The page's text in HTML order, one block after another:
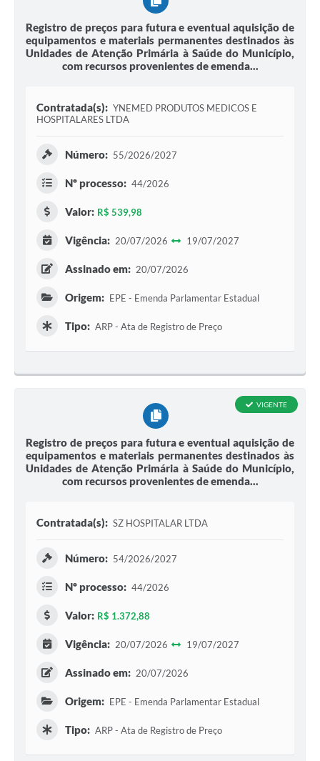
Registro de preços para futura e eventual aquisição de
equipamentos e materiais permanentes destinados às
Unidades de Atenção Primária à Saúde do Município,
com recursos provenientes de emenda...
Contratada(s): YNEMED PRODUTOS MEDICOS E
HOSPITALARES LTDA
Número: 55/2026/2027
Nº processo: 44/2026
Valor: R$ 539,98
Vigência: 20/07/2026 19/07/2027
Assinado em: 20/07/2026
Origem: EPE - Emenda Parlamentar Estadual
Tipo: ARP - Ata de Registro de Preço
Registro de preços para futura e eventual aquisição de
equipamentos e materiais permanentes destinados às
Unidades de Atenção Primária à Saúde do Município,
com recursos provenientes de emenda...
VIGENTE
Contratada(s): SZ HOSPITALAR LTDA
Número: 54/2026/2027
Nº processo: 44/2026
Valor: R$ 1.372,88
Vigência: 20/07/2026 19/07/2027
Assinado em: 20/07/2026
Origem: EPE - Emenda Parlamentar Estadual
Tipo: ARP - Ata de Registro de Preço